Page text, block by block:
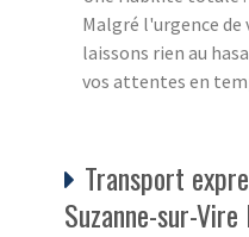
Malgré l'urgence
laissons rien au
vos attentes en
Transport
Suzanne-sur-